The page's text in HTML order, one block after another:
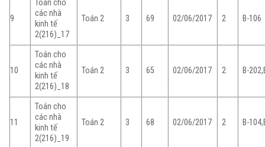
9
Toán cho
các nhà
kinh tế
2(216)_17
Toán 2 3 69 02/06/2017 2 B-106
10
Toán cho
các nhà
kinh tế
2(216)_18
Toán 2 3 65 02/06/2017 2 B-
11
Toán cho
các nhà
kinh tế
2(216)_19
Toán 2 3 68 02/06/2017 2 B-